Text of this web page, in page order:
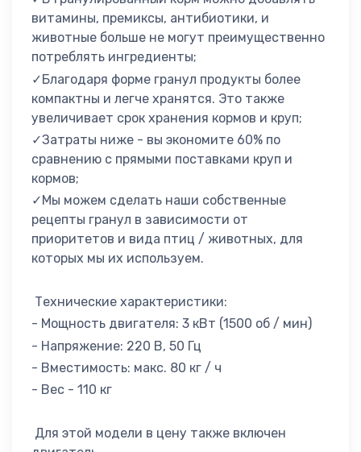
витамины, премиксы, антибиотики, и
животные больше не могут преимущественно
потреблять ингредиенты;
✓Благодаря форме гранул продукты более
компактны и легче хранятся. Это также
увеличивает срок хранения кормов и круп;
✓Затраты ниже - вы экономите 60% по
сравнению с прямыми поставками круп и
кормов;
✓Мы можем сделать наши собственные
рецепты гранул в зависимости от
приоритетов и вида птиц / животных, для
которых мы их используем.
Технические характеристики:
- Мощность двигателя: 3 кВт (1500 об / мин)
- Напряжение: 220 В, 50 Гц
- Вместимость: макс. 80 кг / ч
- Вес - 110 кг
Для этой модели в цену также включен